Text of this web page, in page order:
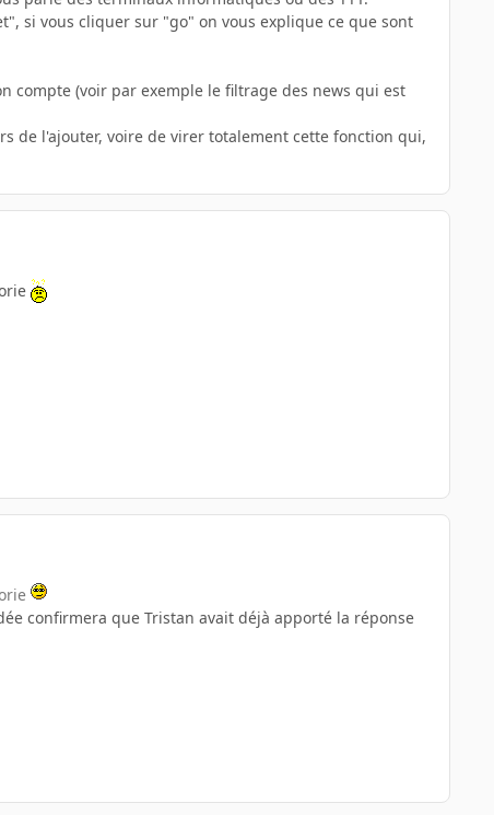
si vous cliquer sur "go" on vous explique ce que sont
compte (voir par exemple le filtrage des news qui est
de l'ajouter, voire de virer totalement cette fonction qui,
confirmera que Tristan avait déjà apporté la réponse